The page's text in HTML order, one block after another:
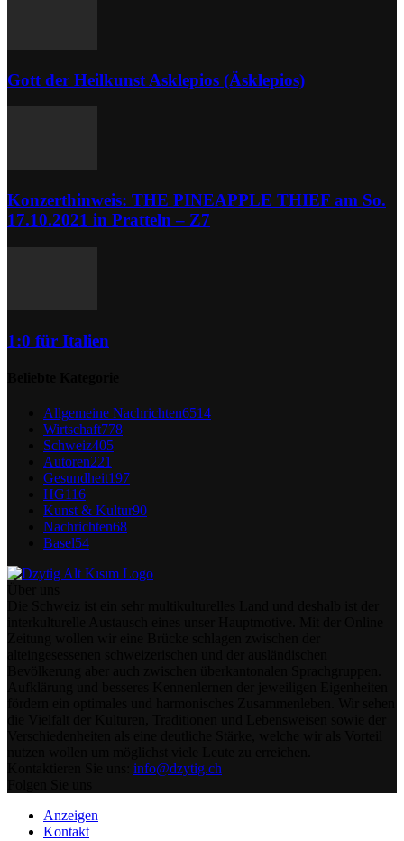
Gott der Heilkunst Asklepios (Äsklepios)
Konzerthinweis: THE PINEAPPLE THIEF am So.
17.10.2021 in Pratteln – Z7
1:0 für Italien
Allgemeine Nachrichten6514
Wirtschaft778
Schweiz405
Autoren221
Gesundheit197
HG116
Kunst & Kultur90
Nachrichten68
Basel54
info@dzytig.ch
Anzeigen
Kontakt